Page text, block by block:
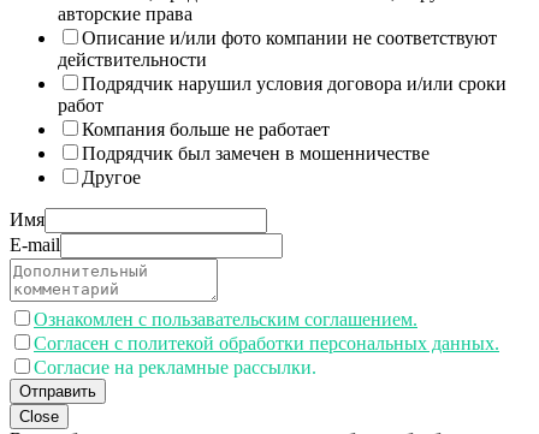
авторские права
Описание и/или фото компании не соответствуют
действительности
Подрядчик нарушил условия договора и/или сроки
работ
Компания больше не работает
Подрядчик был замечен в мошенничестве
Другое
Имя
E-mail
Ознакомлен с пользавательским соглашением.
Согласен с политекой обработки персональных данных.
Согласие на рекламные рассылки.
Отправить
Close